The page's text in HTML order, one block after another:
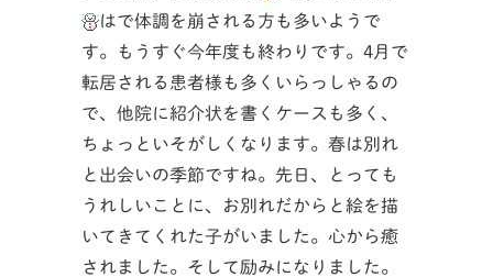
はで体調を崩される方も多いようで
す。もうすぐ今年度も終わりです。4月で
転居される患者様も多くいらっしゃるの
で、他院に紹介状を書くケースも多く、
ちょっといそがしくなります。春は別れ
と出会いの季節ですね。先日、とっても
うれしいことに、お別れだからと絵を描
いてきてくれた子がいました。心から癒
されました。そして励みになりました。